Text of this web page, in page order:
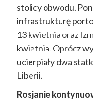
stolicy obwodu.
infrastrukturę
13 kwietnia oraz
kwietnia. Oprócz
ucierpiały dwa
Liberii.
Rosjanie